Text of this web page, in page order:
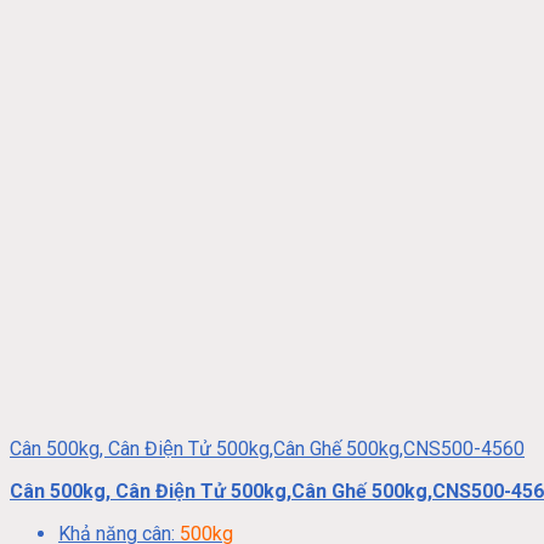
Cân 500kg, Cân Điện Tử 500kg,Cân Ghế 500kg,CNS500-4560
Cân 500kg, Cân Điện Tử 500kg,Cân Ghế 500kg,CNS500-
Khả năng cân: 500kg